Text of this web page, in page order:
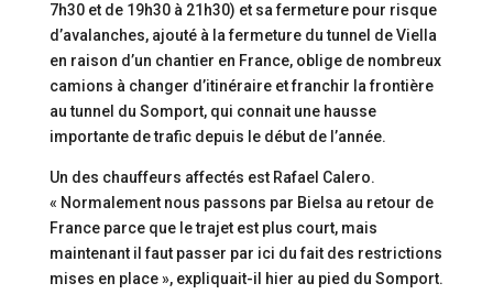
7h30 et de 19h30 à 21h30) et sa fermeture pour risque
d’avalanches, ajouté à la fermeture du tunnel de Viella
en raison d’un chantier en France, oblige de nombreux
camions à changer d’itinéraire et franchir la frontière
au tunnel du Somport, qui connait une hausse
importante de trafic depuis le début de l’année.
Un des chauffeurs affectés est Rafael Calero.
« Normalement nous passons par Bielsa au retour de
France parce que le trajet est plus court, mais
maintenant il faut passer par ici du fait des restrictions
mises en place », expliquait-il hier au pied du Somport.